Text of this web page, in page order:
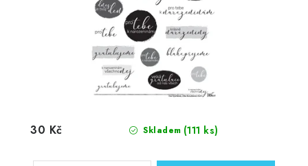
Skladem (111 ks)
30 Kč